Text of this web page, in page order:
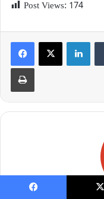
Post Views: 174